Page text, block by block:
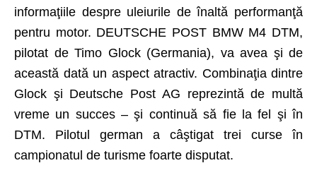
informaţiile despre uleiurile de înaltă performanţă
pentru motor. DEUTSCHE POST BMW M4 DTM,
pilotat de Timo Glock (Germania), va avea şi de
această dată un aspect atractiv. Combinaţia dintre
Glock şi Deutsche Post AG reprezintă de multă
vreme un succes – şi continuă să fie la fel şi în
DTM. Pilotul german a câştigat trei curse în
campionatul de turisme foarte disputat.